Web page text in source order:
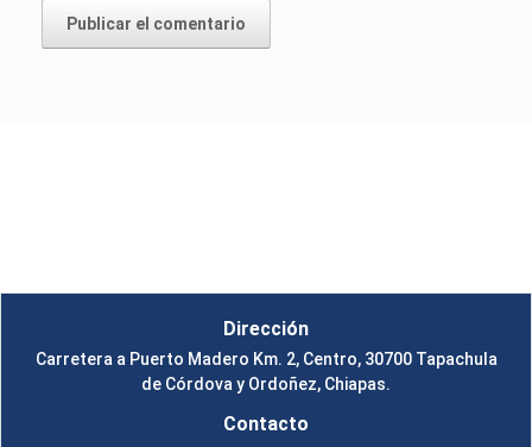
Dirección
Carretera a Puerto Madero Km. 2, Centro, 30700 Tapachula
de Córdova y Ordoñez, Chiapas.
Contacto